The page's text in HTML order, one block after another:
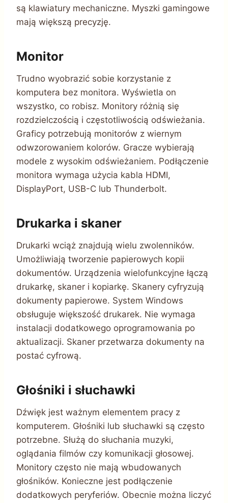
są klawiatury mechaniczne. Myszki gamingowe
mają większą precyzję.
Monitor
Trudno wyobrazić sobie korzystanie z
komputera bez monitora. Wyświetla on
wszystko, co robisz. Monitory różnią się
rozdzielczością i częstotliwością odświeżania.
Graficy potrzebują monitorów z wiernym
odwzorowaniem kolorów. Gracze wybierają
modele z wysokim odświeżaniem. Podłączenie
monitora wymaga użycia kabla HDMI,
DisplayPort, USB-C lub Thunderbolt.
Drukarka i skaner
Drukarki wciąż znajdują wielu zwolenników.
Umożliwiają tworzenie papierowych kopii
dokumentów. Urządzenia wielofunkcyjne łączą
drukarkę, skaner i kopiarkę. Skanery cyfryzują
dokumenty papierowe. System Windows
obsługuje większość drukarek. Nie wymaga
instalacji dodatkowego oprogramowania po
aktualizacji. Skaner przetwarza dokumenty na
postać cyfrową.
Głośniki i słuchawki
Dźwięk jest ważnym elementem pracy z
komputerem. Głośniki lub słuchawki są często
potrzebne. Służą do słuchania muzyki,
oglądania filmów czy komunikacji głosowej.
Monitory często nie mają wbudowanych
głośników. Konieczne jest podłączenie
dodatkowych peryferiów. Obecnie można liczyć